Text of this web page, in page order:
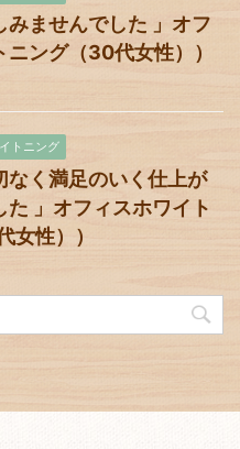
みませんでした 」オフ
ニング（30代女性））
トニング
なく満足のいく仕上が
た 」オフィスホワイト
女性））